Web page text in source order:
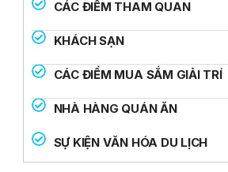
CÁC ĐIỂM THAM QUAN
KHÁCH SẠN
CÁC ĐIỂM MUA SẮM GIẢI TRÍ
NHÀ HÀNG QUÁN ĂN
SỰ KIỆN VĂN HÓA DU LỊCH